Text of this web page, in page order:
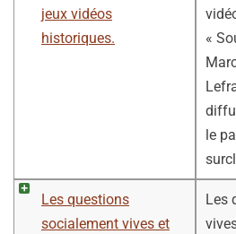
jeux vidéos
historiques.
«
le
Les questions
socialement vives et
Les